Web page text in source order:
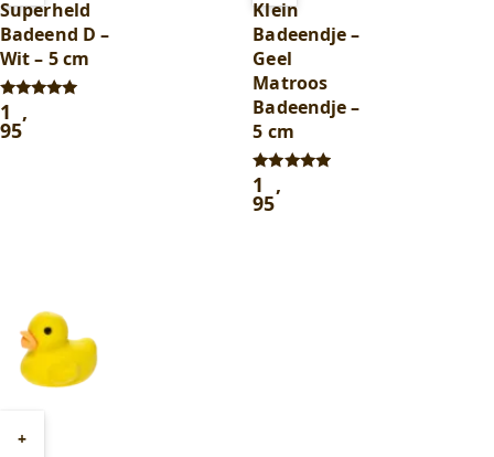
winkelwagen
Superheld
Badeend D –
Wit – 5 cm
Gewaardeerd
5.00
uit 5
1 ,
95
winkelwagen
Klein
Badeendje –
Geel
Matroos
Badeendje –
5 cm
Gewaardeerd
4.75
uit 5
1 ,
95
+